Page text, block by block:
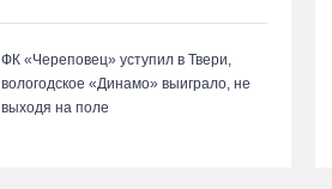
ФК «Череповец» уступил в Твери,
вологодское «Динамо» выиграло, не
выходя на поле